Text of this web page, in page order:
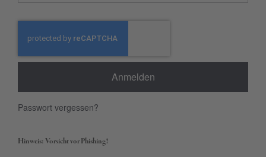
Anmelden
Passwort vergessen?
Hinweis: Vorsicht vor Phishing!